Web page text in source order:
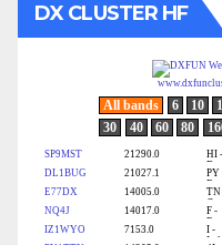
DX CLUSTER HF